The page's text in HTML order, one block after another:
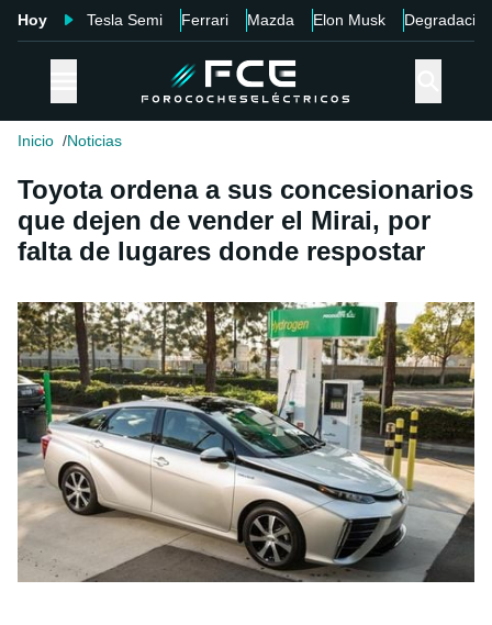
Hoy Tesla Semi Ferrari Mazda Elon Musk Degradación
Inicio Noticias
Toyota ordena a sus concesionarios
que dejen de vender el Mirai, por
falta de lugares donde respostar